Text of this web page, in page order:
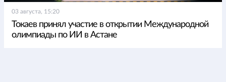
03 августа, 15:20
Токаев принял участие в открытии Международной
олимпиады по ИИ в Астане